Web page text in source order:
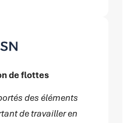
de flottes
des éléments
de travailler en